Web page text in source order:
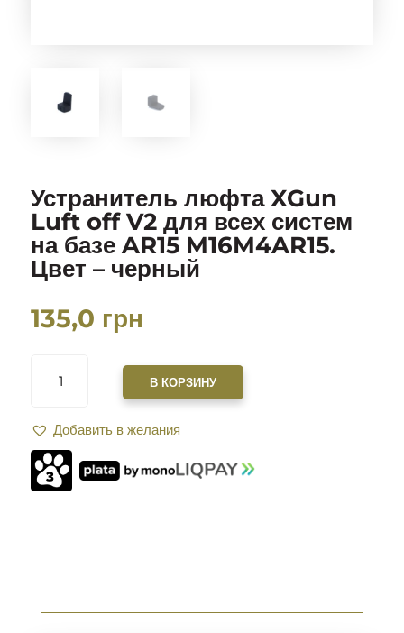
Устранитель люфта XGun
Luft off V2 для всех систем
на базе AR15 M16M4AR15.
Цвет – черный
135,0 грн
ТОВАРА
XGUN
LUFT
OFF
V2
В КОРЗИНУ
Добавить в желания